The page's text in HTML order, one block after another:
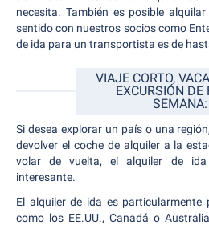
necesita. También es posible
sentido con nuestros socios como
de ida para un transportista es de
VIAJE CORTO,
EXCURSIÓN DE
SEMANA:
Si desea explorar un país o una
devolver el coche de alquiler a la
volar de vuelta, el alquiler de
interesante.
El alquiler de ida es particularmente
como los EE.UU., Canadá o